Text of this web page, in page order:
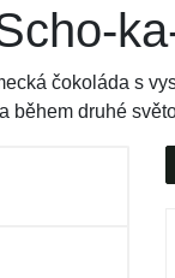
čokoláda s
během druhé